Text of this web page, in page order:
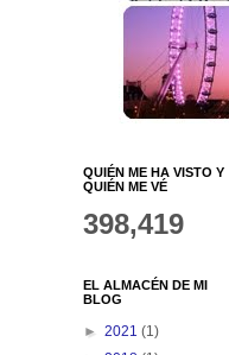
QUIÉN ME HA VISTO Y
QUIÉN ME VÉ
398,419
EL ALMACÉN DE MI
BLOG
► 2021 (1)